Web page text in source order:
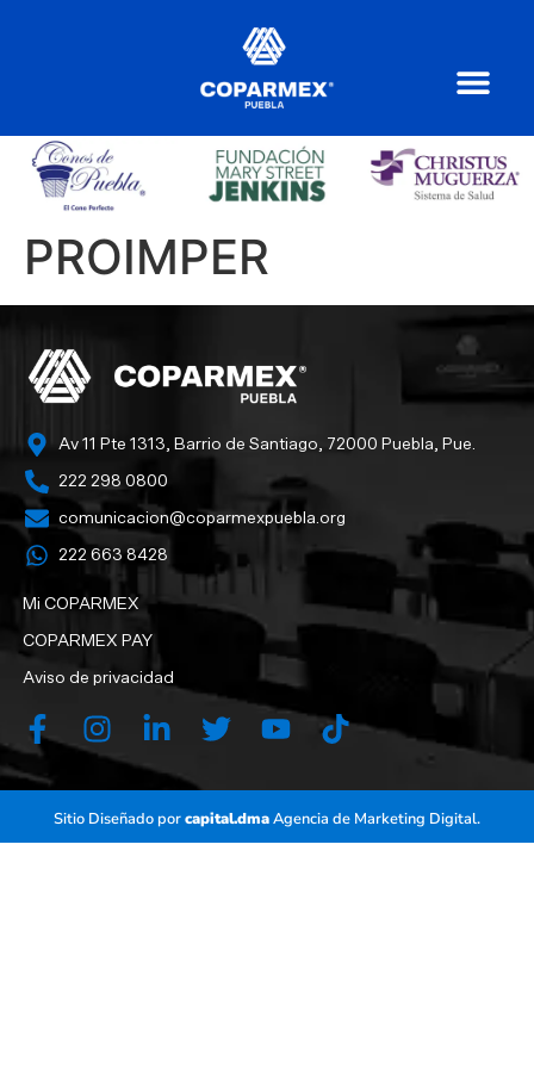
PROIMPER
Av 11 Pte 1313, Barrio de Santiago, 72000 Puebla, Pue.
222 298 0800
comunicacion@coparmexpuebla.org
222 663 8428‬
Mi COPARMEX
COPARMEX PAY
Aviso de privacidad
Sitio Diseñado porcapital.dmaAgencia de Marketing Digital.